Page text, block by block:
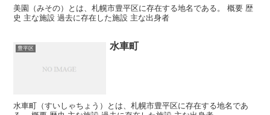
美園（みその）とは、札幌市豊平区に存在する地名である。 概要 歴
史 主な施設 過去に存在した施設 主な出身者
豊平区 水車町
水車町（すいしゃちょう）とは、札幌市豊平区に存在する地名であ